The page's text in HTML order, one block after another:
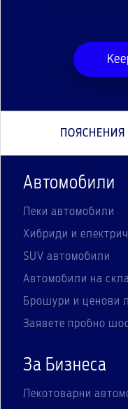
Автомобили
Леки автомобили
Хибриди и
SUV автомобили
Автомобили на
Брошури и ценови
Заявете пробно
За Бизнеса
Лекотоварни